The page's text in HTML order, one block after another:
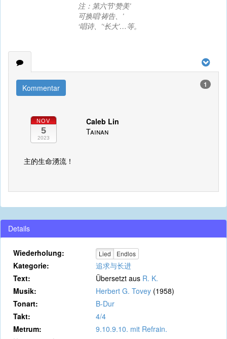
注：第六节‘赞美’
可换唱‘祷告、’
‘唱诗、’‘长大’…等。
Kommentar 1
NOV
5
2023
Caleb Lin
Tainan
主的生命湧流！
Details
Wiederholung: Lied Endlos
Kategorie:
追求与长进
Text:
Übersetzt aus R. K.
Musik:
Herbert G. Tovey (1958)
Tonart:
B-Dur
Takt:
4/4
Metrum:
9.10.9.10. mit Refrain.